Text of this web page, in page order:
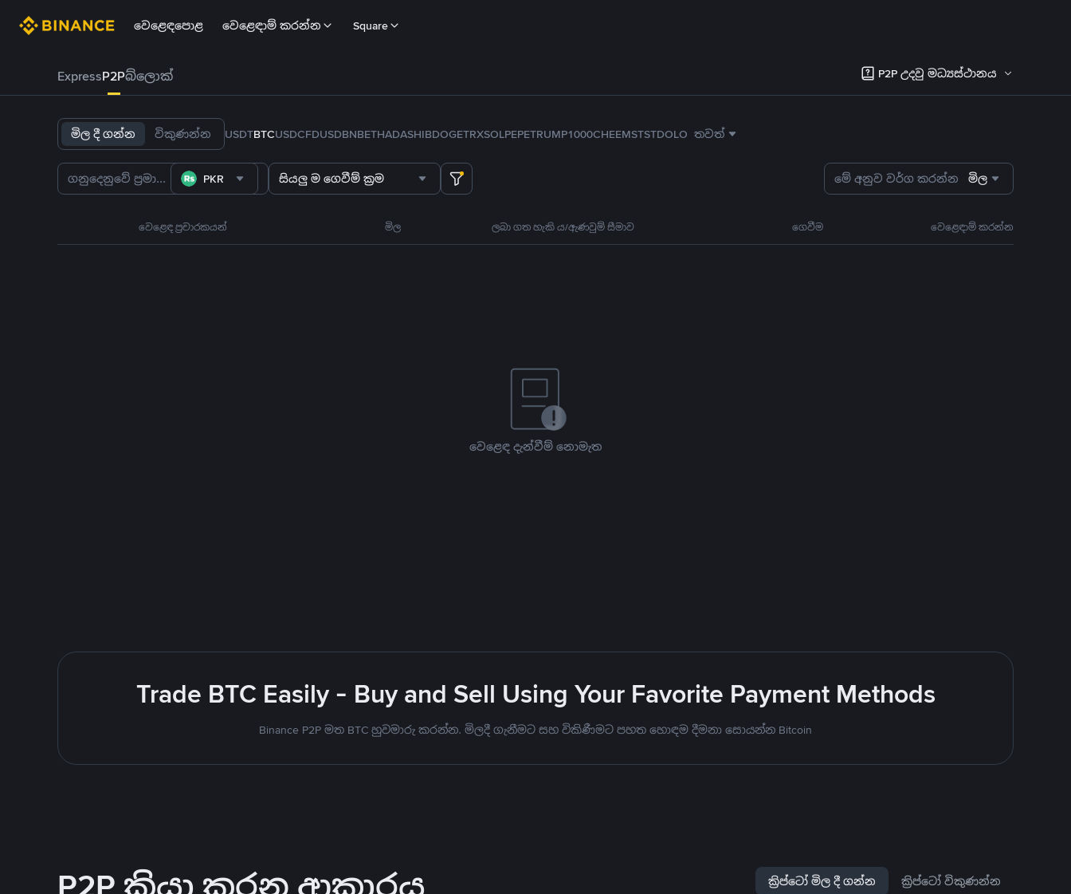
වෙළෙඳපොළ වෙළෙඳාම් කරන්න Square
ExpressP2Pබ්ලොක් P2P උදවු මධ්‍යස්ථානය
මිල දී ගන්න විකුණන්න USDTBTCUSDCFDUSDBNBETHADASHIBDOGETRXSOLPEPETRUMP1000CHEEMSTSTDOLO තවත්
PKR සියලු ම ගෙවීම් ක්‍රම මේ අනුව වර්ග කරන්න මිල
වෙළෙඳ ප්‍රචාරකයන් මිල ලබා ගත හැකි ය/ඇණවුම් සීමාව ගෙවීම වෙළෙඳාම් කරන්න
වෙළෙඳ දැන්වීම් නොමැත
Trade BTC Easily - Buy and Sell Using Your Favorite Payment Methods
Binance P2P මත BTC හුවමාරු කරන්න. මිලදී ගැනීමට සහ විකිණීමට පහත හොඳම දීමනා සොයන්න Bitcoin
ක්‍රිප්ටෝ මිල දී ගන්න ක්‍රිප්ටෝ විකුණන්න